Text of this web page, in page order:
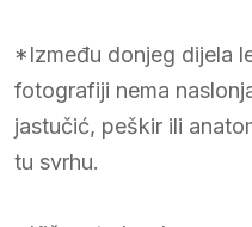
*Između donjeg dijela
fotografiji nema
jastučić, peškir ili
tu svrhu.